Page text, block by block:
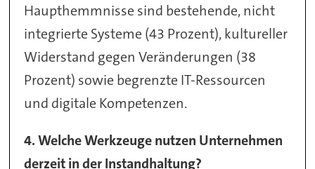
Haupthemmnisse sind bestehende, nicht
integrierte Systeme (43 Prozent), kultureller
Widerstand gegen Veränderungen (38
Prozent) sowie begrenzte IT-Ressourcen
und digitale Kompetenzen.
4. Welche Werkzeuge nutzen Unternehmen
derzeit in der Instandhaltung?